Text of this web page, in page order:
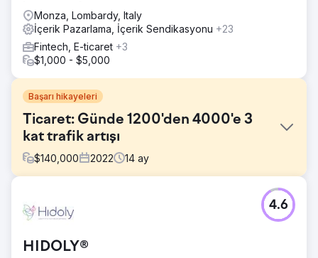
Monza, Lombardy, Italy
İçerik Pazarlama, İçerik Sendikasyonu +23
Fintech, E-ticaret +3
$1,000 - $5,000
Başarı hikayeleri
Ticaret: Günde 1200'den 4000'e 3
kat trafik artışı
$140,000 2022 14 ay
Asıl zorluk, yerleşik çevrimiçi ticaret inceleme web sitesini
kurtarmaktı. Müşteri trafiği 2 yılda azalıyordu. Ana hedef,
gelen organik trafiği artırarak stratejiyi uygulamaktı.
HIDOLY®
4.6